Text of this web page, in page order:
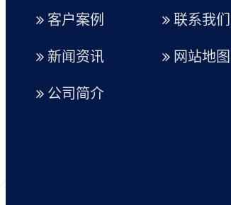
客户案例
新闻资讯
公司简介
联系我们
网站地图